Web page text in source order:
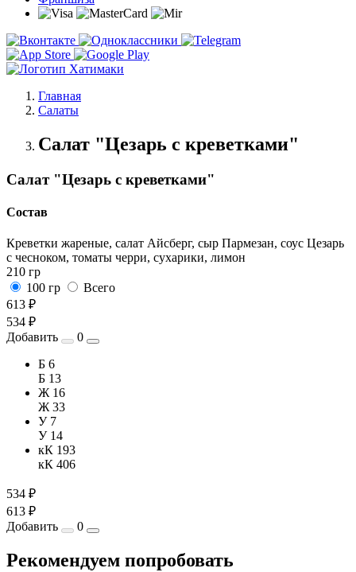
Главная
Салаты
Салат "Цезарь с креветками"
Салат "Цезарь с креветками"
Состав
Креветки жареные, салат Айсберг, сыр Пармезан, соус Цезарь
с чесноком, томаты черри, сухарики, лимон
210 гр
100 гр
Всего
613 ₽
534 ₽
Добавить
0
Б 6
Б 13
Ж 16
Ж 33
У 7
У 14
кК 193
кК 406
534 ₽
613 ₽
Добавить
0
Рекомендуем попробовать